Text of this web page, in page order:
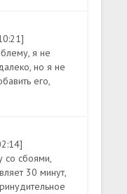
я не
но я не
его,
со сбоями,
30 минут,